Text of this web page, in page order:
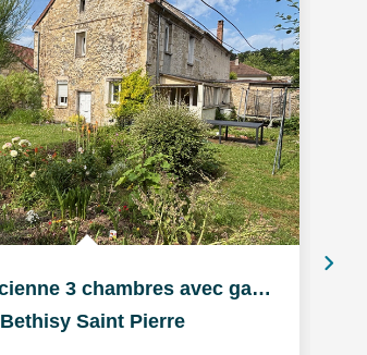
Maison ancienne 3 chambres avec garage et terrain clos à...
Bethisy Saint Pierre